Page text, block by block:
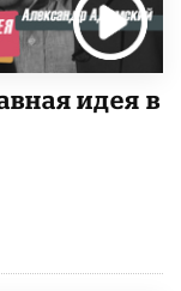
идея в